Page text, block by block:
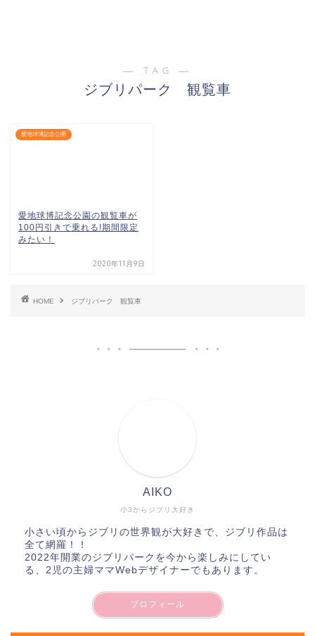
― TAG ―
ジブリパーク 観覧車
愛地球博記念公園
愛地球博記念公園の観覧車が
100円引きで乗れる!期間限定
みたい！
2020年11月9日
HOME ジブリパーク 観覧車
小3からジブリ大好き
AIKO
小さい頃からジブリの世界観が大好きで、ジブリ作品は
全て網羅！！
2022年開業のジブリパークを今から楽しみにしてい
る、2児の主婦ママWebデザイナーでもあります。
プロフィール